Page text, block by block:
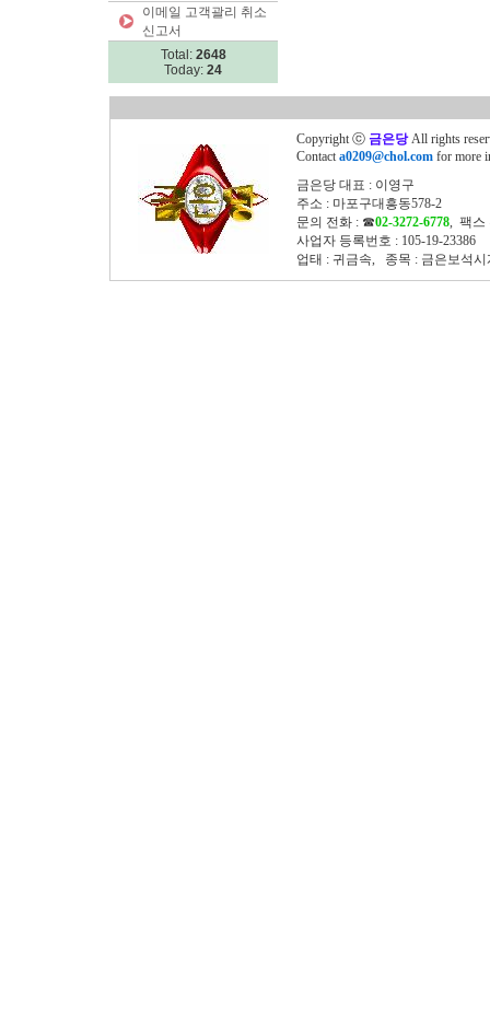
이메일 고객괄리 취소
신고서
Total: 2648
Today: 24
Copyright ⓒ 금은당All rights
Contact a0209@chol.com for more
금은당 대표 : 이영구
주소 : 마포구대흥동578-2
문의 전화 : ☎02-3272-6778, 팩스
사업자 등록번호 : 105-19-23386
업태 : 귀금속, 종목 : 금은보석시